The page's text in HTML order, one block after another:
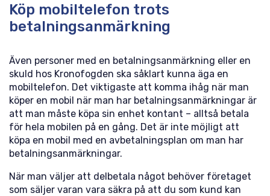
Köp mobiltelefon trots
betalningsanmärkning
Även personer med en betalningsanmärkning eller en
skuld hos Kronofogden ska såklart kunna äga en
mobiltelefon. Det viktigaste att komma ihåg när man
köper en mobil när man har betalningsanmärkningar är
att man måste köpa sin enhet kontant – alltså betala
för hela mobilen på en gång. Det är inte möjligt att
köpa en mobil med en avbetalningsplan om man har
betalningsanmärkningar.
När man väljer att delbetala något behöver företaget
som säljer varan vara säkra på att du som kund kan